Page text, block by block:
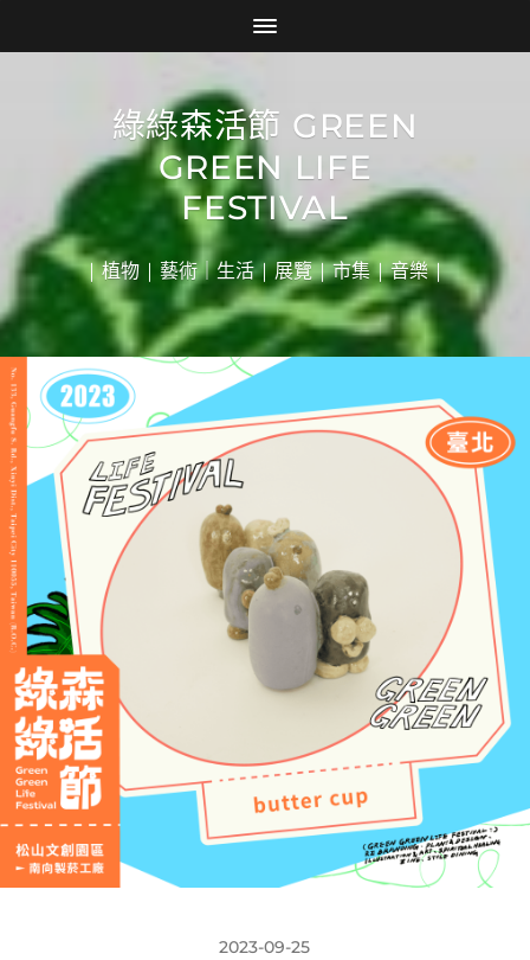
綠綠森活節 GREEN
GREEN LIFE
FESTIVAL
| 植物 | 藝術｜生活 | 展覽 | 市集 | 音樂 |
2023-09-25